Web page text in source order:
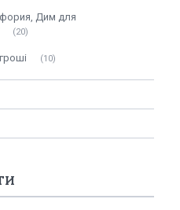
Дим для
20
10